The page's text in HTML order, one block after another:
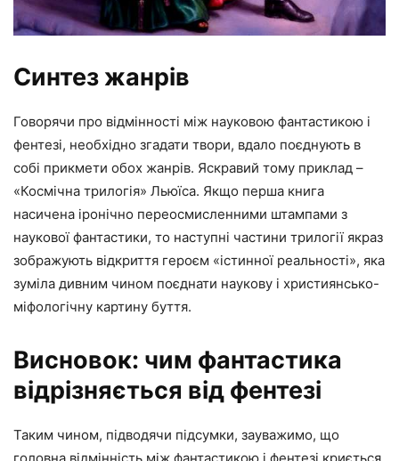
Синтез жанрів
Говорячи про відмінності між науковою фантастикою і
фентезі, необхідно згадати твори, вдало поєднують в
собі прикмети обох жанрів. Яскравий тому приклад –
«Космічна трилогія» Льюїса. Якщо перша книга
насичена іронічно переосмисленними штампами з
наукової фантастики, то наступні частини трилогії якраз
зображують відкриття героєм «істинної реальності», яка
зуміла дивним чином поєднати наукову і християнсько-
міфологічну картину буття.
Висновок: чим фантастика
відрізняється від фентезі
Таким чином, підводячи підсумки, зауважимо, що